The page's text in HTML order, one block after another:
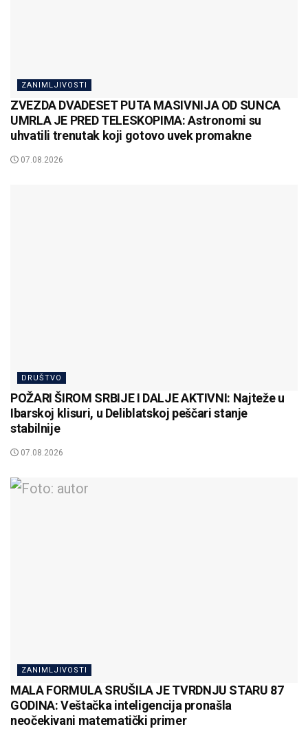
ZANIMLJIVOSTI
ZVEZDA DVADESET PUTA MASIVNIJA OD SUNCA
UMRLA JE PRED TELESKOPIMA: Astronomi su
uhvatili trenutak koji gotovo uvek promakne
07.08.2026
DRUŠTVO
POŽARI ŠIROM SRBIJE I DALJE AKTIVNI: Najteže u
Ibarskoj klisuri, u Deliblatskoj peščari stanje
stabilnije
07.08.2026
ZANIMLJIVOSTI
MALA FORMULA SRUŠILA JE TVRDNJU STARU 87
GODINA: Veštačka inteligencija pronašla
neočekivani matematički primer